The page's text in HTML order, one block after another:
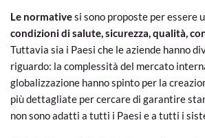
Le normativesi sono proposte per essere
condizioni di salute, sicurezza, qualità,
Tuttavia sia i Paesi che le aziende hanno
riguardo: la complessità del mercato
globalizzazione hanno spinto per la
più dettagliate per cercare di garantire
non sono adatti a tutti i Paesi e a tutti i